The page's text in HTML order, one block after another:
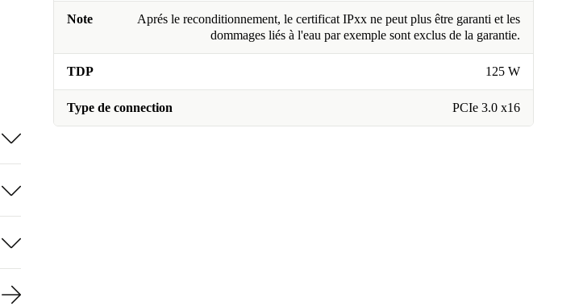
Note
Aprés le reconditionnement, le certificat IPxx ne peut plus être garanti et les
dommages liés à l'eau par exemple sont exclus de la garantie.
TDP 125 W
Type de connection PCIe 3.0 x16